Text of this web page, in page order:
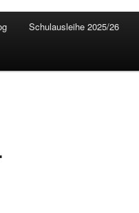
Schulausleihe 2025/26